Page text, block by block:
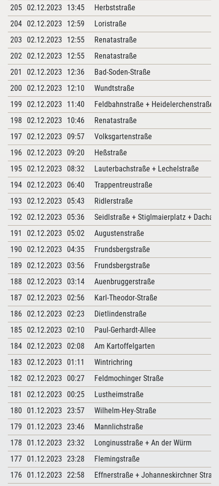
205 02.12.2023 13:45
Herbststraße
204 02.12.2023 12:59
Loristraße
203
02.12.2023 12:55
Renatastraße
202 02.12.2023 12:55
Renatastraße
201
02.12.2023 12:36
Bad-Soden-Straße
200
02.12.2023 12:10
Wundtstraße
199
02.12.2023 11:40
Feldbahnstraße + Heidelerchenstraße
198
02.12.2023 10:46
Renatastraße
197 02.12.2023 09:57
Volksgartenstraße
196
02.12.2023 09:20
Heßstraße
195 02.12.2023 08:32
Lauterbachstraße + Lechelstraße
194 02.12.2023 06:40
Trappentreustraße
193
02.12.2023 05:43
Ridlerstraße
192 02.12.2023 05:36
Seidlstraße + Stiglmaierplatz +
191
02.12.2023 05:02
Augustenstraße
190
02.12.2023 04:35
Frundsbergstraße
189
02.12.2023 03:56
Frundsbergstraße
188
02.12.2023 03:14
Auenbruggerstraße
187 02.12.2023 02:56
Karl-Theodor-Straße
186
02.12.2023 02:23
Dietlindenstraße
185 02.12.2023 02:10
Paul-Gerhardt-Allee
184 02.12.2023 02:08
Am Kartoffelgarten
183
02.12.2023 01:11
Wintrichring
182 02.12.2023 00:27
Feldmochinger Straße
181
02.12.2023 00:25
Lustheimstraße
180
01.12.2023 23:57
Wilhelm-Hey-Straße
179
01.12.2023 23:46
Mannlichstraße
178
01.12.2023 23:32
Longinusstraße + An der Würm
177 01.12.2023 23:28
Flemingstraße
176
01.12.2023 22:58
Effnerstraße + Johanneskirchner